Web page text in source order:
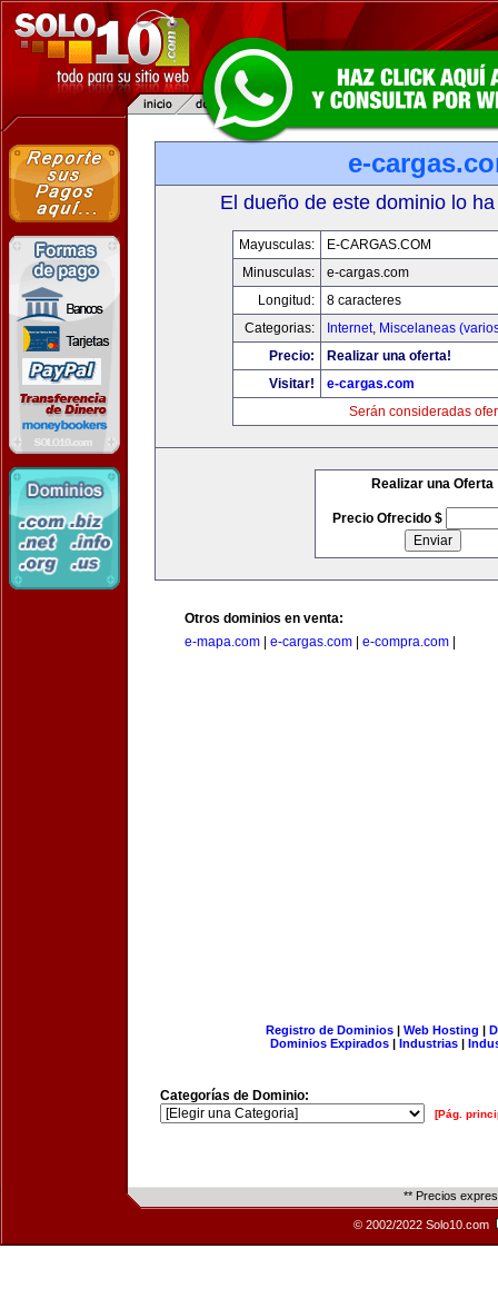
e-
El dueño de este dominio lo
Mayusculas:
E-CARGAS.COM
Minusculas:
e-cargas.com
Longitud:
8 caracteres
Categorias:
Internet, Miscelaneas
Precio:
Realizar una oferta!
Visitar!
e-cargas.com
Serán consideradas
Realizar una Oferta
Precio Ofrecido $
Otros dominios en venta:
e-mapa.com
e-cargas.com e-compra.com
Registro de Dominios| Web Hosting |
Dominios Expirados | Industrias |
Categorías de Dominio:
[Pág.
** Precios
© 2002/2022 Solo10.com